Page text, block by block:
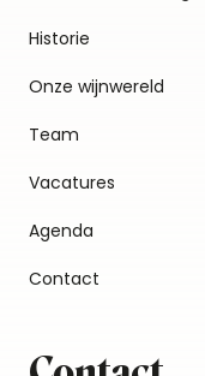
Historie
Onze wijnwereld
Team
Vacatures
Agenda
Contact